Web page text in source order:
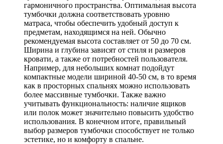
гармоничного пространства. Оптимальная высота
тумбочки должна соответствовать уровню
матраса, чтобы обеспечить удобный доступ к
предметам, находящимся на ней. Обычно
рекомендуемая высота составляет от 50 до 70 см.
Ширина и глубина зависят от стиля и размеров
кровати, а также от потребностей пользователя.
Например, для небольших комнат подойдут
компактные модели шириной 40-50 см, в то время
как в просторных спальнях можно использовать
более массивные тумбочки. Также важно
учитывать функциональность: наличие ящиков
или полок может значительно повысить удобство
использования. В конечном итоге, правильный
выбор размеров тумбочки способствует не только
эстетике, но и комфорту в спальне.